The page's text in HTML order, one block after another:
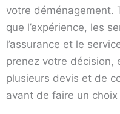
votre déménagement.
que l’expérience, les
l’assurance et le
prenez votre décision,
plusieurs devis et de
avant de faire un choix